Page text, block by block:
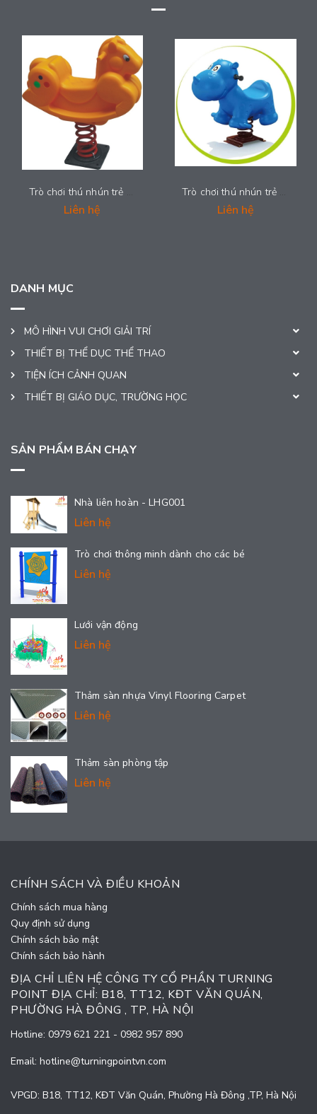
Trò chơi thú nhún trẻ em - LDPE-002
Liên hệ
Trò chơi thú nhún trẻ em - LDPE-001
Liên hệ
DANH MỤC
MÔ HÌNH VUI CHƠI GIẢI TRÍ
THIẾT BỊ THỂ DỤC THỂ THAO
TIỆN ÍCH CẢNH QUAN
THIẾT BỊ GIÁO DỤC, TRƯỜNG HỌC
SẢN PHẨM BÁN CHẠY
Nhà liên hoàn - LHG001
Liên hệ
Trò chơi thông minh dành cho các bé
Liên hệ
Lưới vận động
Liên hệ
Thảm sàn nhựa Vinyl Flooring Carpet
Liên hệ
Thảm sàn phòng tập
Liên hệ
CHÍNH SÁCH VÀ ĐIỀU KHOẢN
Chính sách mua hàng
Quy định sử dụng
Chính sách bảo mật
Chính sách bảo hành
ĐỊA CHỈ LIÊN HỆ CÔNG TY CỔ PHẦN TURNING
POINT ĐỊA CHỈ: B18, TT12, KĐT VĂN QUÁN,
PHƯỜNG HÀ ĐÔNG , TP, HÀ NỘI
Hotline: 0979 621 221 - 0982 957 890
Email: hotline@turningpointvn.com
VPGD: B18, TT12, KĐT Văn Quán, Phường Hà Đông ,TP, Hà Nội